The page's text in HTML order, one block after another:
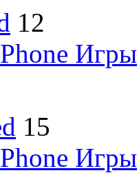
12
Игры
15
Игры